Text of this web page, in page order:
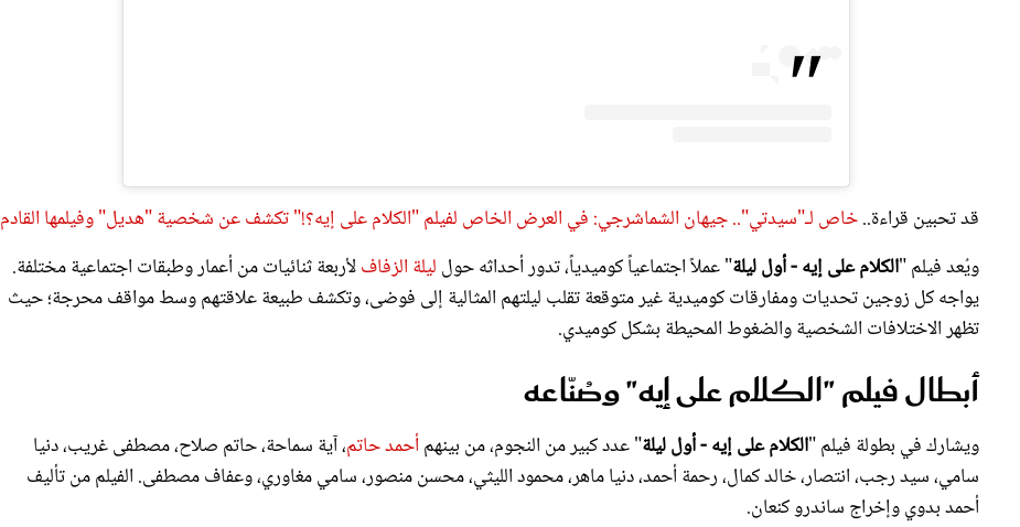
قد تحبين قراءة..خاص لـ"سيدتي".. جيهان الشماشرجي: في العرض الخاص لفيلم "الكلام على إيه؟!" تكشف عن شخصية "هديل" وفيلمها القادم
ويُعد فيلم "الكلام على إيه - أول ليلة" عملاً اجتماعياً كوميدياً، تدور أحداثه حول ليلة الزفافلأربعة ثنائيات من أعمار وطبقات اجتماعية مختلفة.
يواجه كل زوجين تحديات ومفارقات كوميدية غير متوقعة تقلب ليلتهم المثالية إلى فوضى، وتكشف طبيعة علاقتهم وسط مواقف محرجة؛ حيث
تظهر الاختلافات الشخصية والضغوط المحيطة بشكل كوميدي.
أبطال فيلم "الكلام على إيه" وصُنّاعه
ويشارك في بطولة فيلم "الكلام على إيه - أول ليلة" عدد كبير من النجوم، من بينهمأحمد حاتم، آية سماحة، حاتم صلاح، مصطفى غريب، دنيا
سامي، سيد رجب، انتصار، خالد كمال، رحمة أحمد، دنيا ماهر، محمود الليثي، محسن منصور، سامي مغاوري، وعفاف مصطفى. الفيلم من تأليف
أحمد بدوي وإخراج ساندرو كنعان.